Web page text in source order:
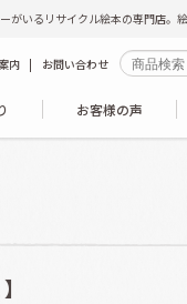
がいるリサイクル絵本の専門店。
内 お問い合わせ
お客様の声